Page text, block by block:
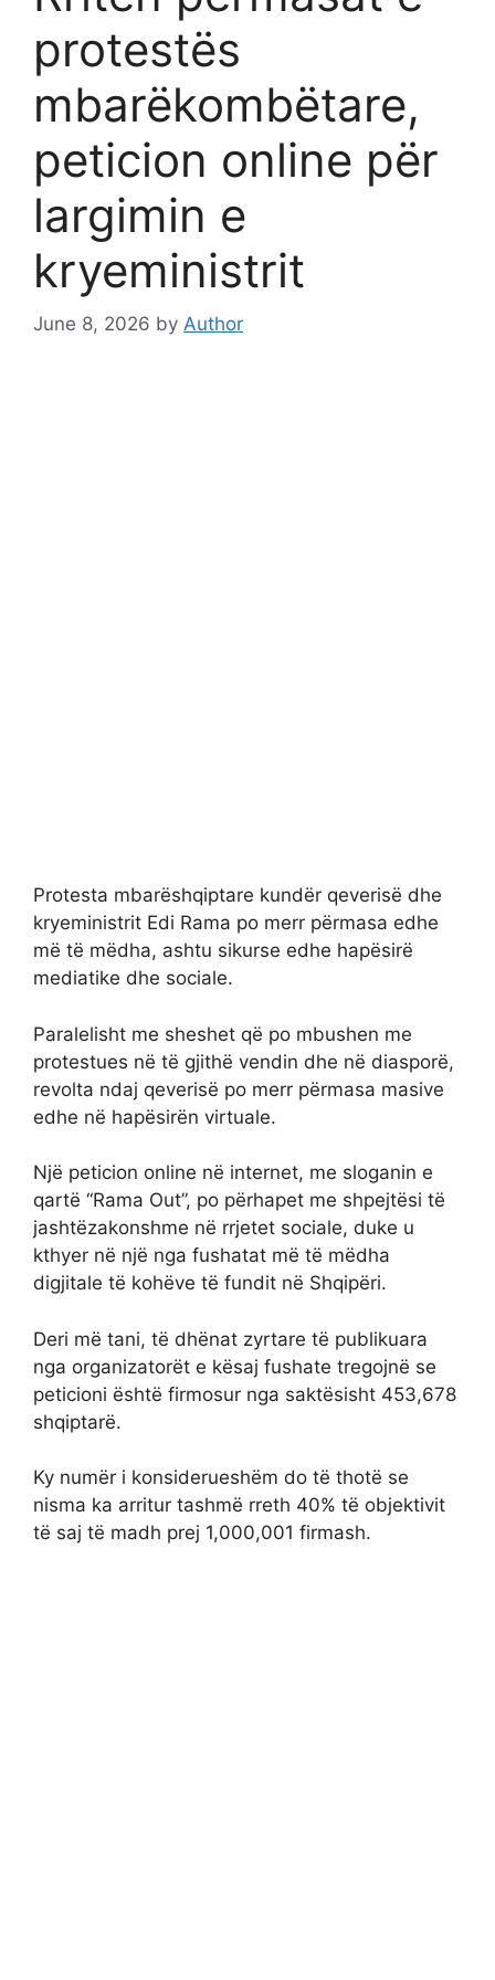
protestës
mbarëkombëtare,
peticion online për
largimin e
kryeministrit
June 8, 2026 by Author
Protesta mbarëshqiptare kundër qeverisë dhe
kryeministrit Edi Rama po merr përmasa edhe
më të mëdha, ashtu sikurse edhe hapësirë
mediatike dhe sociale.
Paralelisht me sheshet që po mbushen me
protestues në të gjithë vendin dhe në diasporë,
revolta ndaj qeverisë po merr përmasa masive
edhe në hapësirën virtuale.
Një peticion online në internet, me sloganin e
qartë “Rama Out”, po përhapet me shpejtësi të
jashtëzakonshme në rrjetet sociale, duke u
kthyer në një nga fushatat më të mëdha
digjitale të kohëve të fundit në Shqipëri.
Deri më tani, të dhënat zyrtare të publikuara
nga organizatorët e kësaj fushate tregojnë se
peticioni është firmosur nga saktësisht 453,678
shqiptarë.
Ky numër i konsiderueshëm do të thotë se
nisma ka arritur tashmë rreth 40% të objektivit
të saj të madh prej 1,000,001 firmash.